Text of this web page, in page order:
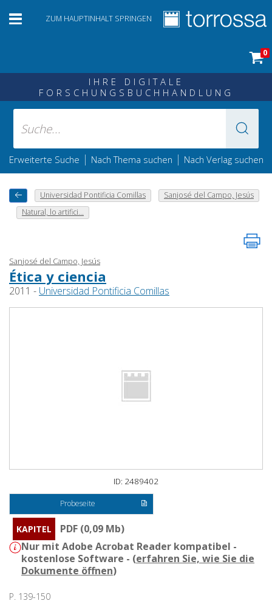
ZUM HAUPTINHALT SPRINGEN
0
IHRE DIGITALE
FORSCHUNGSBUCHHANDLUNG
Erweiterte Suche | Nach Thema suchen | Nach Verlag suchen
Universidad Pontificia Comillas
Sanjosé del Campo, Jesús
Natural, lo artifici...
Sanjosé del Campo, Jesús
Ética y ciencia
2011 - Universidad Pontificia Comillas
ID: 2489402
Probeseite
KAPITEL
PDF (0,09 Mb)
Nur mit Adobe Acrobat Reader kompatibel -
kostenlose Software - (erfahren Sie, wie Sie die
Dokumente öffnen)
P. 139-150